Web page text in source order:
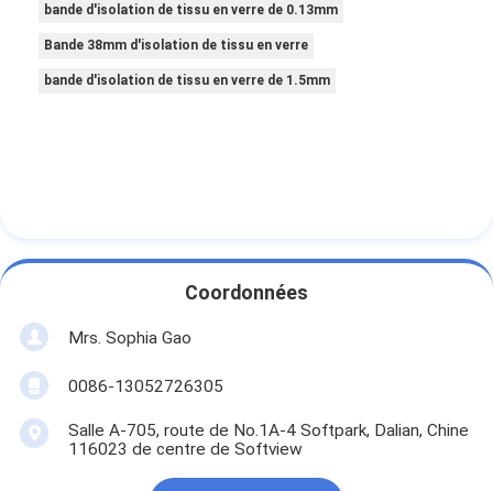
bande d'isolation de tissu en verre de 0.13mm
Bande 38mm d'isolation de tissu en verre
bande d'isolation de tissu en verre de 1.5mm
Coordonnées
Mrs. Sophia Gao
0086-13052726305
Salle A-705, route de No.1A-4 Softpark, Dalian, Chine
116023 de centre de Softview